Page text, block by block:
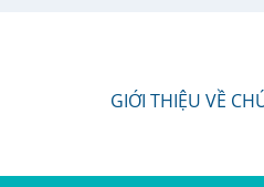
GIỚI THIỆU VỀ